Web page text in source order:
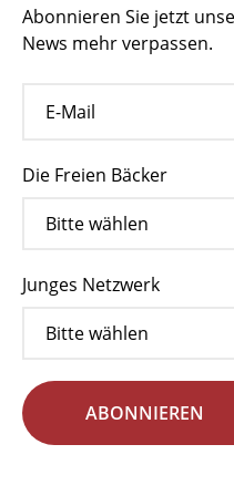
Abonnieren Sie jetzt
News mehr verpassen.
Die Freien Bäcker
Junges Netzwerk
ABONNIEREN